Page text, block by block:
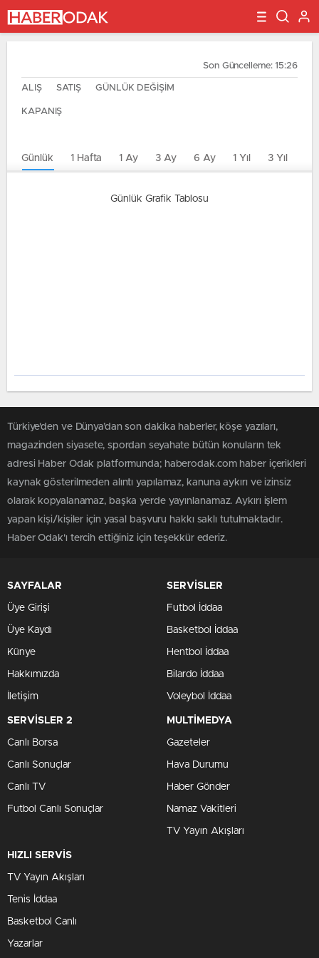
Son Güncelleme: 15:26
ALIŞ SATIŞ GÜNLÜK DEĞİŞİM
KAPANIŞ
Günlük 1 Hafta 1 Ay 3 Ay 6 Ay 1 Yıl 3 Yıl
Günlük Grafik Tablosu
Türkiye'den ve Dünya’dan son dakika haberler, köşe yazıları,
magazinden siyasete, spordan seyahate bütün konuların tek
adresi Haber Odak platformunda; haberodak.com haber içerikleri
kaynak gösterilmeden alıntı yapılamaz, kanuna aykırı ve izinsiz
olarak kopyalanamaz, başka yerde yayınlanamaz. Aykırı işlem
yapan kişi/kişiler için yasal başvuru hakkı saklı tutulmaktadır.
Haber Odak'ı tercih ettiğiniz için teşekkür ederiz.
SAYFALAR
Üye Girişi
Üye Kaydı
Künye
Hakkımızda
İletişim
SERVİSLER
Futbol İddaa
Basketbol İddaa
Hentbol İddaa
Bilardo İddaa
Voleybol İddaa
SERVİSLER 2
Canlı Borsa
Canlı Sonuçlar
Canlı TV
Futbol Canlı Sonuçlar
MULTİMEDYA
Gazeteler
Hava Durumu
Haber Gönder
Namaz Vakitleri
TV Yayın Akışları
HIZLI SERVİS
TV Yayın Akışları
Tenis İddaa
Basketbol Canlı
Yazarlar